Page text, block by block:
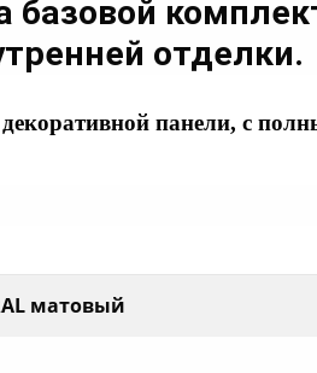
базовой
отделки.
панели, с
матовый